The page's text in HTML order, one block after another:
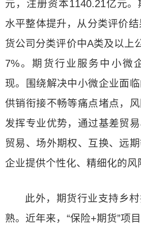
元，注册资本1140.21亿元
水平整体提升，从分类评价
货公司分类评价中A类及以上
7%。期货行业服务中小微
现。围绕解决中小微企业面临
供销衔接不畅等痛点堵点，
发挥专业优势，通过基差贸
贸易、场外期权、互换、远
企业提供个性化、精细化的风
此外，期货行业支持乡
熟。近年来，“保险+期货”项